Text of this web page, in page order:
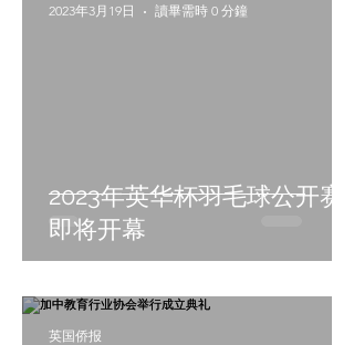
2023年英华杯羽毛球公开赛
即将开幕
2023年3月19日
讀畢需時 0 分鐘
英国侨报